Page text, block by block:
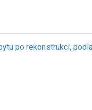
po rekonstrukci,